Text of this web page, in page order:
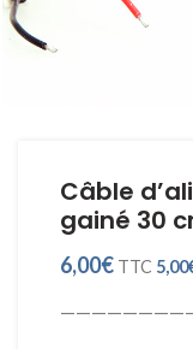
Câble
gainé 30
6,00€ TTC 5,00